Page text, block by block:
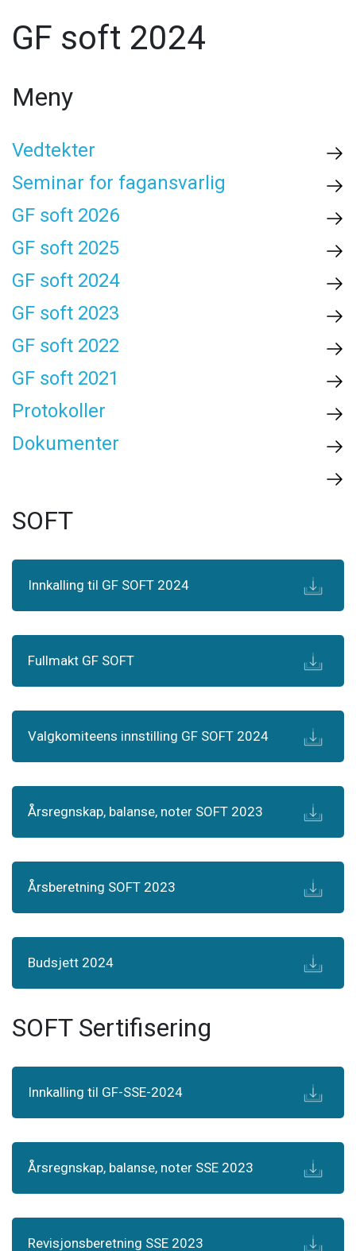
GF soft 2024
Meny
Vedtekter
Seminar for fagansvarlig
GF soft 2026
GF soft 2025
GF soft 2024
GF soft 2023
GF soft 2022
GF soft 2021
Protokoller
Dokumenter
SOFT
Innkalling til GF SOFT 2024
Fullmakt GF SOFT
Valgkomiteens innstilling GF SOFT 2024
Årsregnskap, balanse, noter SOFT 2023
Årsberetning SOFT 2023
Budsjett 2024
SOFT Sertifisering
Innkalling til GF-SSE-2024
Årsregnskap, balanse, noter SSE 2023
Revisjonsberetning SSE 2023